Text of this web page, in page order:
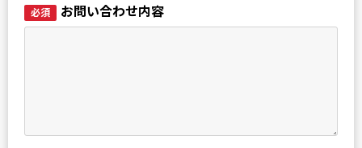
必須 お問い合わせ内容